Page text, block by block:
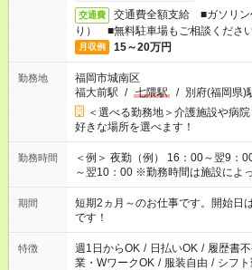
交通費
交通費全額支給 ■ガソリン
り） ■無料駐車場もご相談くださ
月収例 15～20万円
勤務地
福岡市城南区
福大前駅 / 七隈駅 / 別府(福岡県)
＜選べる勤務地＞介護施設や病
好きな場所を選べます！
勤務時間
＜例＞ 夜勤（例） 16：00～翌9：
～翌10：00 ※勤務時間は施設によって異な
みたい」 「しっかり稼ぎたい」 「
い」など ご希望にあったお仕事をご案内
の方の場合は1～2ヶ月間は日中で
仕事に慣れてからの夜勤になります。 ★家庭の都合でお休
必要な場合も遠慮なくご相談くださ
期間
短期2ヵ月～のお仕事です。開始
です！
特徴 週1日からOK / 日払いOK / 履歴書
業・WワークOK / 服装自由 / シフ